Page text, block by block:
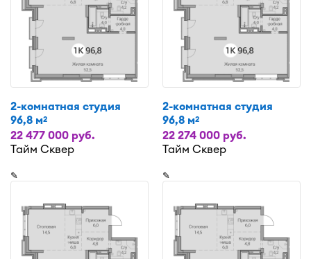
2-комнатная студия
96,8 м2
22 477 000 руб.
Тайм Сквер
2-комнатная студия
96,8 м2
22 274 000 руб.
Тайм Сквер
✎ ✎